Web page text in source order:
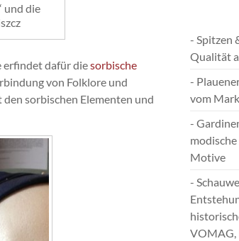
und die
erfindet dafür diesorbische
von Folklore und
sorbischen Elementen und
- Spitzen
Qualität
-
vom
-
Motive
-
VOMAG,